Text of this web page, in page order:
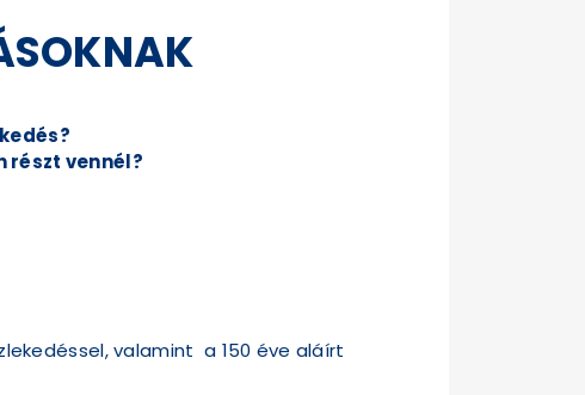
részt vennél?
valamint a 150 éve aláírt